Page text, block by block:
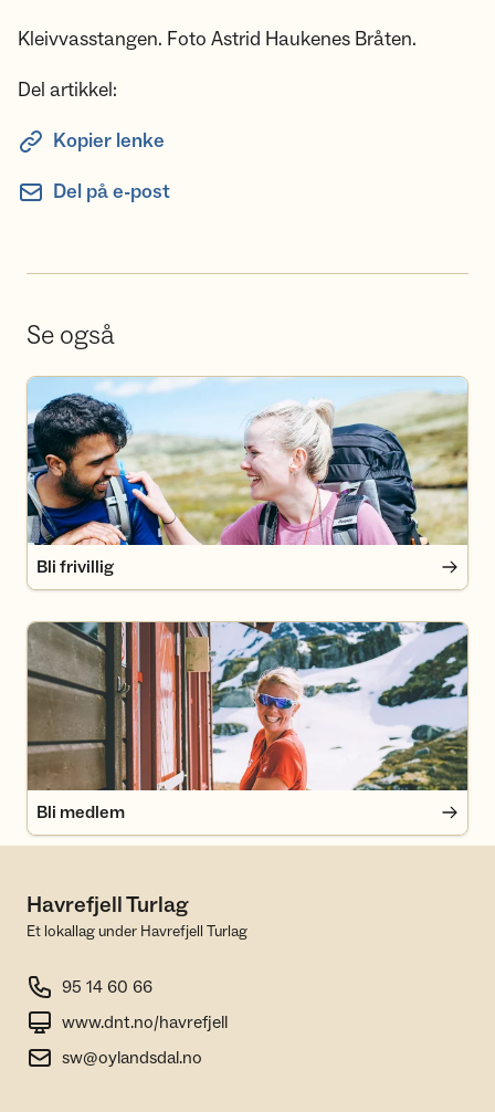
Kleivvasstangen. Foto Astrid Haukenes Bråten.
Del artikkel:
Kopier lenke
Del på e-post
Se også
Bli frivillig
Bli frivillig
Bli medlem
Bli medlem
Havrefjell Turlag
Et lokallag under Havrefjell Turlag
95 14 60 66
www.dnt.no/havrefjell
sw@oylandsdal.no